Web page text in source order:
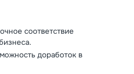
соответствие
доработок в